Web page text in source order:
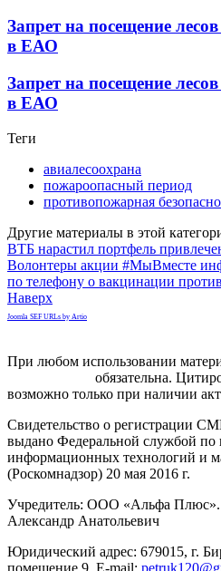
Запрет на посещение
в ЕАО
Запрет на посещение
в ЕАО
Теги
авиалесоохрана
пожароопасный период
противопожарная
Другие материалы в этой
ВТБ нарастил портфель
Волонтеры акции #МыВместе
по телефону о вакцинации
Наверх
Joomla SEF URLs by Artio
При любом использовании
обязательна.
возможно только при наличии
Свидетельство о регистрации
выдано Федеральной службой по
информационных технологий и
(Роскомнадзор) 20 мая 2016 г.
Учредитель: ООО «Альфа Плюс».
Александр Анатольевич
Юридический адрес: 679015, г.
помещение 9. E-mail: